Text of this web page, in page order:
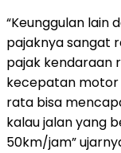
“Keunggulan lain
pajaknya sangat
pajak kendaraan
kecepatan motor
rata bisa
kalau jalan yang
50km/jam”